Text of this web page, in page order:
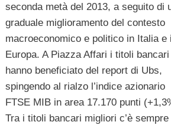
seconda metà del 2013, a seguito di
graduale miglioramento del contesto
macroeconomico e politico in Italia e
Europa. A Piazza Affari i titoli bancari
hanno beneficiato del report di Ubs,
spingendo al rialzo l’indice azionario
FTSE MIB in area 17.170 punti
Tra i titoli bancari migliori c’è sempre